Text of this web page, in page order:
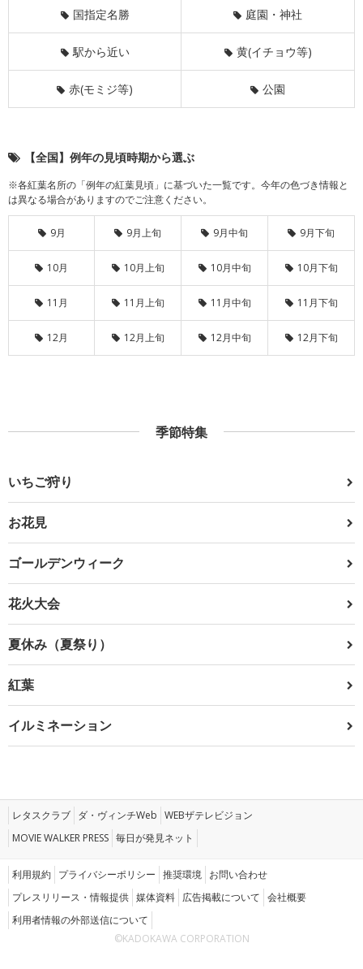
国指定名勝 庭園・神社
駅から近い 黄(イチョウ等)
赤(モミジ等) 公園
【全国】例年の見頃時期から選ぶ
※各紅葉名所の「例年の紅葉見頃」に基づいた一覧です。今年の色づき情報と
は異なる場合がありますのでご注意ください。
9月 9月上旬 9月中旬 9月下旬
10月 10月上旬 10月中旬 10月下旬
11月 11月上旬 11月中旬 11月下旬
12月 12月上旬 12月中旬 12月下旬
季節特集
いちご狩り
お花見
ゴールデンウィーク
花火大会
夏休み（夏祭り）
紅葉
イルミネーション
レタスクラブ ダ・ヴィンチWeb WEBザテレビジョン
MOVIE WALKER PRESS 毎日が発見ネット
利用規約 プライバシーポリシー 推奨環境 お問い合わせ
プレスリリース・情報提供 媒体資料 広告掲載について 会社概要
利用者情報の外部送信について
©KADOKAWA CORPORATION